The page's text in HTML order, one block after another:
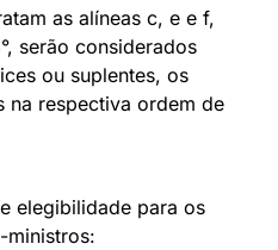
as alíneas c, e e f,
serão considerados
ou suplentes, os
na respectiva ordem de
elegibilidade para os
ministros: